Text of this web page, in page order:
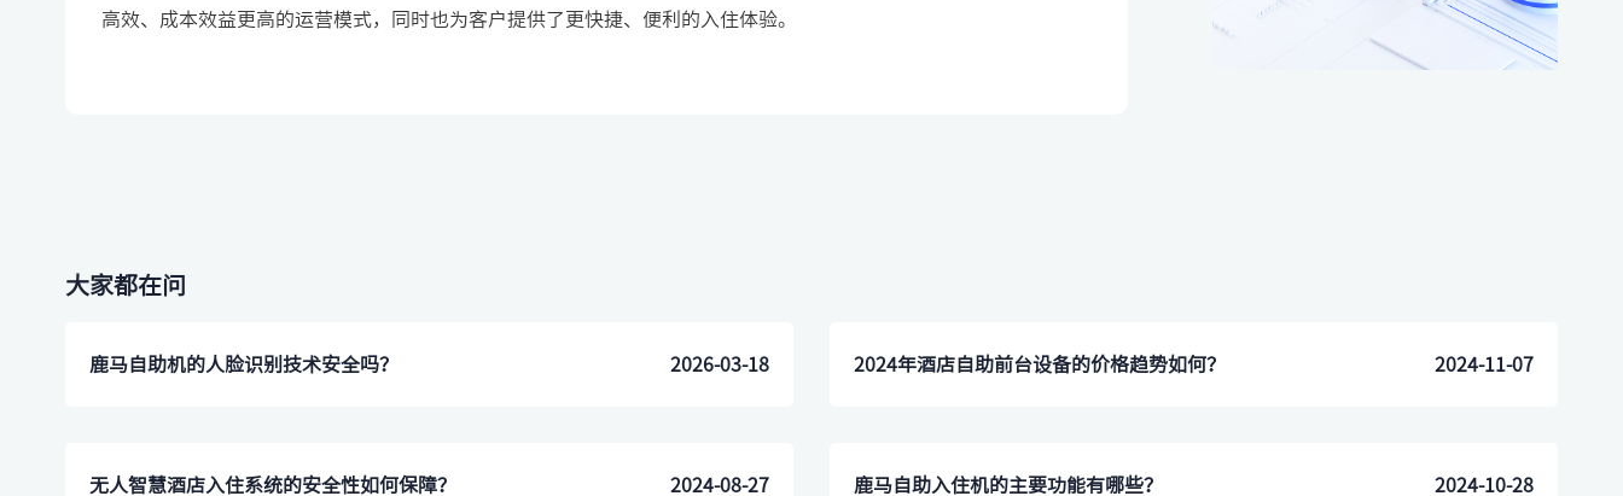
高效、成本效益更高的运营模式，同时也为客户提供了更快捷、便利的入住体验。
减轻高峰团客分流，带来更愉悦服
大家都在问
鹿马自助机的人脸识别技术安全吗？ 2026-03-18 2024年酒店自助前台设备的价格趋势如何？ 2024-11-07
​无人智慧酒店入住系统的安全性如何保障？ 2024-08-27 ​鹿马自助入住机的主要功能有哪些？ 2024-10-28